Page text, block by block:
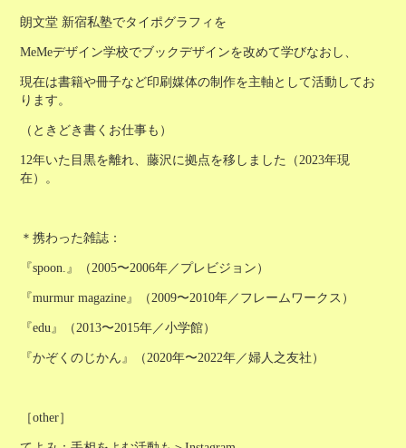
朗文堂 新宿私塾でタイポグラフィを
MeMeデザイン学校でブックデザインを改めて学びなおし、
現在は書籍や冊子など印刷媒体の制作を主軸として活動してお
ります。
（ときどき書くお仕事も）
12年いた目黒を離れ、藤沢に拠点を移しました（2023年現
在）。
＊携わった雑誌：
『spoon.』（2005〜2006年／プレビジョン）
『murmur magazine』（2009〜2010年／フレームワークス）
『edu』（2013〜2015年／小学館）
『かぞくのじかん』（2020年〜2022年／婦人之友社）
［other］